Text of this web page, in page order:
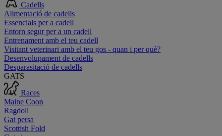
Cadells
Alimentació de cadells
Essencials per a cadell
Entorn segur per a un cadell
Entrenament amb el teu cadell
Visitant veterinari amb el teu gos - quan i per què?
Desenvolupament de cadells
Desparasitació de cadells
GATS
Races
Maine Coon
Ragdoll
Gat persa
Scottish Fold